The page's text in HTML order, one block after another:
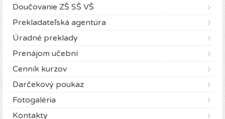
Doučovanie ZŠ SŠ VŠ
Prekladateľská agentúra
Úradné preklady
Prenájom učební
Cenník kurzov
Darčekový poukaz
Fotogaléria
Kontakty